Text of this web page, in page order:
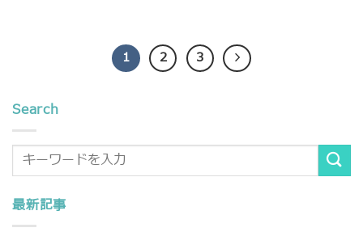
1 2 3
Search
最新記事